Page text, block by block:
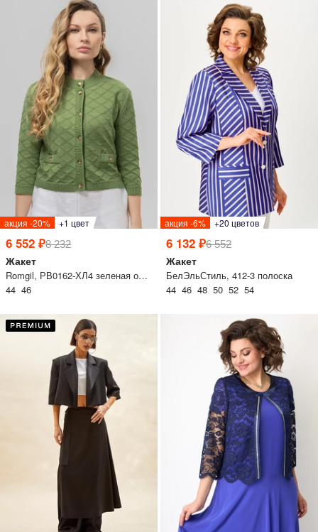
KZT RUB
акция -20% +1 цвет
6 552 ₽8 232
Жакет
Romgil, РВ0162-ХЛ4 зеленая оливка
44 46
акция -6% +20 цветов
6 132 ₽6 552
Жакет
БелЭльСтиль, 412-3 полоска
44 46 48 50 52 54